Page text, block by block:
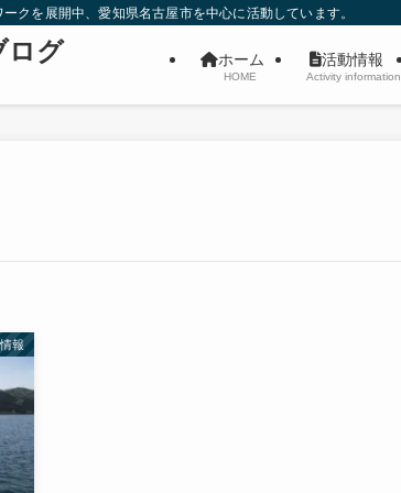
クを展開中、愛知県名古屋市を中心に活動しています。
ログ
ホーム
HOME
活動情報
Activity information
報